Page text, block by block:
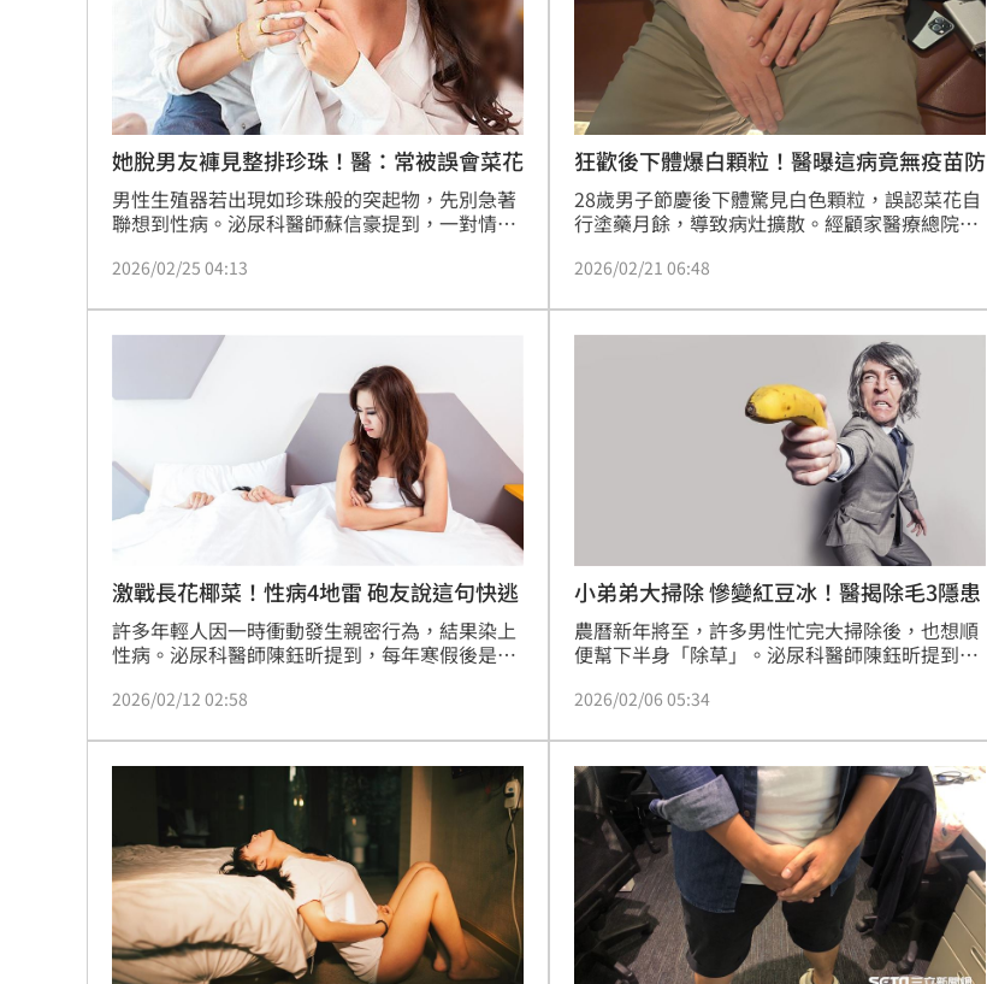
她脫男友褲見整排珍珠！醫：常被誤會菜花
男性生殖器若出現如珍珠般的突起物，先別急著
聯想到性病。泌尿科醫師蘇信豪提到，一對情侶
溝有一圈細小凸起，它其實是「珍珠狀陰莖丘
傳染病。
2026/02/25 04:13
狂歡後下體爆白顆粒！醫曝這病竟無疫苗防
28歲男子節慶後下體驚見白色顆粒，誤認菜花自
行塗藥月餘，導致病灶擴散。經顧家醫療總院長
疣」，與猴痘同屬痘病毒家族，傳染途徑廣泛。
菜花的花椰菜狀外觀截然不同。醫師強調，傳染
性軟疣目前無疫苗，單純塗藥療效不佳，建議採
雷射或冷凍等物理性治療。顧芳瑜醫師鄭重呼
籲，私密處若生異物應盡速就醫，切勿擅自用
藥，以免延誤治療黃金期並加
2026/02/21 06:48
激戰長花椰菜！性病4地雷 砲友說這句快逃
許多年輕人因一時衝動發生親密行為，結果染上
性病。泌尿科醫師陳鈺昕提到，每年寒假後是診
性病排行榜」，並提醒4大砲友地雷行為。尤其
拒絕，以免中招。
2026/02/12 02:58
小弟弟大掃除 慘變紅豆冰！醫揭除毛3隱患
農曆新年將至，許多男性忙完大掃除後，也想順
便幫下半身「除草」。泌尿科醫師陳鈺昕提到，
後，皮膚紅腫如「紅豆冰」，甚至引發連鎖感
處一旦出現紅、腫、痛、搔癢、膿包等症狀，不
要自行擦藥或服藥處理，建議儘速就醫。
2026/02/06 05:34